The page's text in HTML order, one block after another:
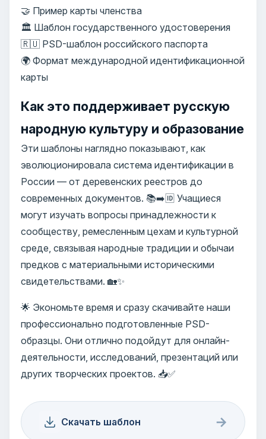
🤝 Пример карты членства
🏛️ Шаблон государственного удостоверения
🇷🇺 PSD-шаблон российского паспорта
🌍 Формат международной идентификационной
карты
Как это поддерживает русскую
народную культуру и образование
Эти шаблоны наглядно показывают, как
эволюционировала система идентификации в
России — от деревенских реестров до
современных документов. 📚➡️🆔 Учащиеся
могут изучать вопросы принадлежности к
сообществу, ремесленным цехам и культурной
среде, связывая народные традиции и обычаи
предков с материальными историческими
свидетельствами. 🏡✨
🌟 Экономьте время и сразу скачивайте наши
профессионально подготовленные PSD-
образцы. Они отлично подойдут для онлайн-
деятельности, исследований, презентаций или
других творческих проектов. 📥✅
Скачать шаблон →